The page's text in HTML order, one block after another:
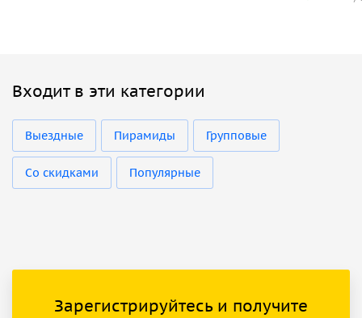
Входит в эти категории
Выездные Пирамиды Групповые
Со скидками Популярные
Зарегистрируйтесь и получите